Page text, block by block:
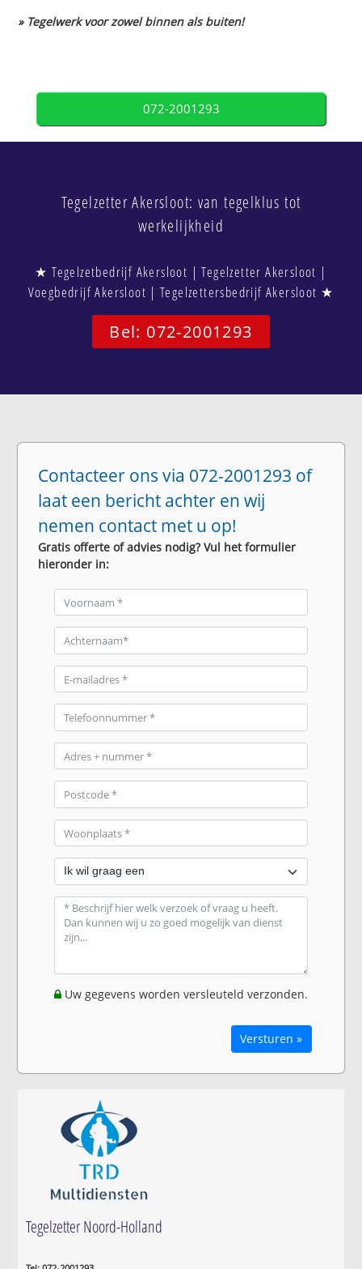
» Tegelwerk voor zowel binnen als buiten!
072-2001293
Tegelzetter Akersloot: van tegelklus tot
werkelijkheid
★ Tegelzetbedrijf Akersloot | Tegelzetter Akersloot |
Voegbedrijf Akersloot | Tegelzettersbedrijf Akersloot ★
Bel: 072-2001293
Contacteer ons via 072-2001293 of
laat een bericht achter en wij
nemen contact met u op!
Gratis offerte of advies nodig? Vul het formulier
hieronder in:
Uw gegevens worden versleuteld verzonden.
Versturen »
Tegelzetter Noord-Holland